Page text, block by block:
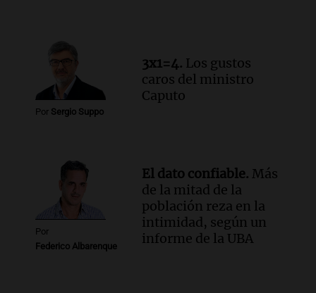
Panorama Federal
Episodios
Audio.Tormentas y filtraciones: "El
agua entra por donde menos
imaginamos"
Por Sergio Suppo
3x1=4. Los gustos
caros del ministro
Caputo
Por
Federico Albarenque
El dato confiable. Más
de la mitad de la
población reza en la
intimidad, según un
informe de la UBA